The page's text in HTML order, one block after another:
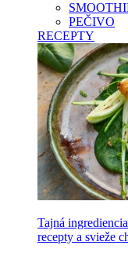
PEČIVO
RECEPTY
Tajná
recepty a svieže